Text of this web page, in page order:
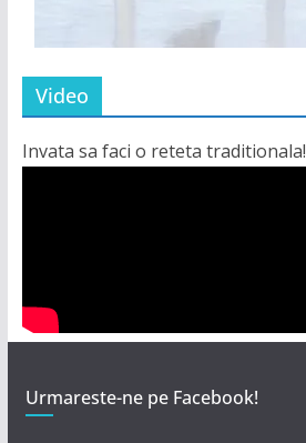
Video
Invata sa faci o reteta traditionala!
Urmareste-ne pe Facebook!